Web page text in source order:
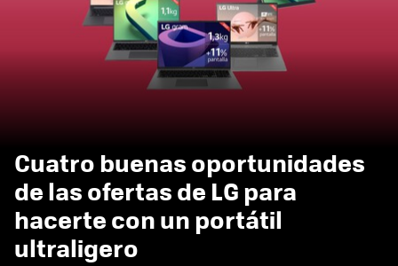
Cuatro buenas oportunidades
de las ofertas de LG para
hacerte con un portátil
ultraligero